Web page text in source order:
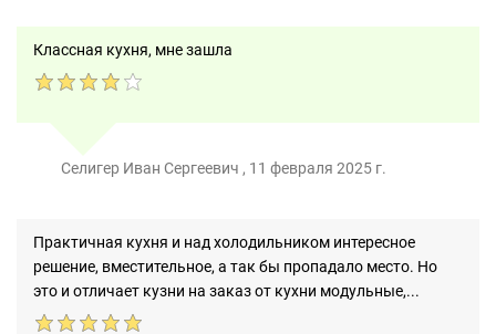
Классная кухня, мне зашла
Селигер Иван Сергеевич , 11 февраля 2025 г.
Практичная кухня и над холодильником интересное
решение, вместительное, а так бы пропадало место. Но
это и отличает кузни на заказ от кухни модульные,...